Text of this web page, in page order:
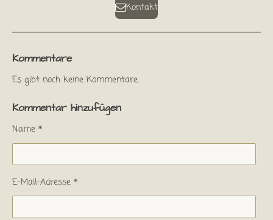
Kontakt
Kommentare
Es gibt noch keine Kommentare.
Kommentar hinzufügen
Name *
E-Mail-Adresse *